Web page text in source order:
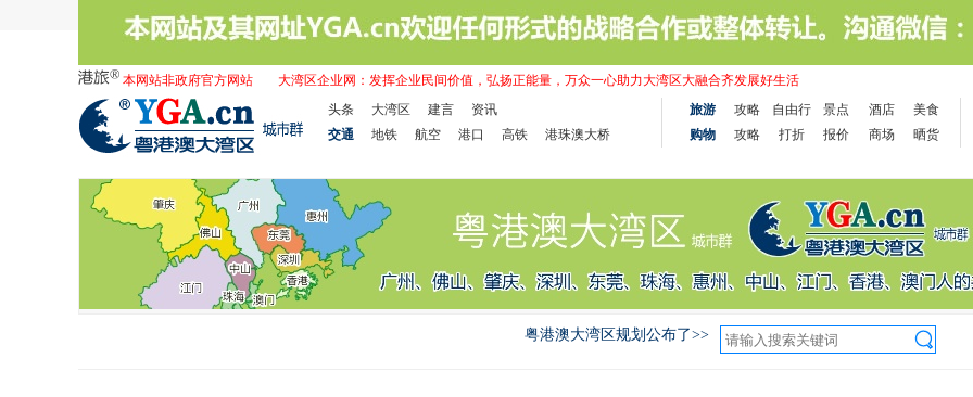
本网站非政府官方网站
大湾区企业网：发挥企业民间价值，弘扬正能量，万众一心助力大湾区大融合齐发展好生活
头条
大湾区 建言
资讯
交通
地铁 航空 港口 高铁 港珠澳大桥
旅游 攻略 自由行 景点 酒店
美食
购物
攻略 打折 报价 商场 晒货
粤港澳大湾区规划公布了>>